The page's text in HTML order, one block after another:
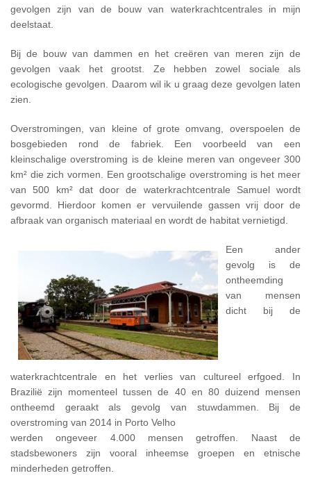
gevolgen zijn van de bouw van waterkrachtcentrales in mijn
deelstaat.
Bij de bouw van dammen en het creëren van meren zijn de
gevolgen vaak het grootst. Ze hebben zowel sociale als
ecologische gevolgen. Daarom wil ik u graag deze gevolgen laten
zien.
Overstromingen, van kleine of grote omvang, overspoelen de
bosgebieden rond de fabriek. Een voorbeeld van een
kleinschalige overstroming is de kleine meren van ongeveer 300
km² die zich vormen. Een grootschalige overstroming is het meer
van 500 km² dat door de waterkrachtcentrale Samuel wordt
gevormd. Hierdoor komen er vervuilende gassen vrij door de
afbraak van organisch materiaal en wordt de habitat vernietigd.
Een ander
gevolg is de
ontheemding
van mensen
dicht bij de
waterkrachtcentrale en het verlies van cultureel erfgoed. In
Brazilië zijn momenteel tussen de 40 en 80 duizend mensen
ontheemd geraakt als gevolg van stuwdammen. Bij de
overstroming van 2014 in Porto Velho
werden ongeveer 4.000 mensen getroffen. Naast de
stadsbewoners zijn vooral inheemse groepen en etnische
minderheden getroffen.